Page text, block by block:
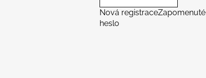
Nová registraceZapomenuté
heslo